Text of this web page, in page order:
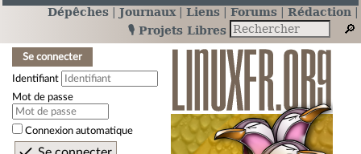
Dépêches Journaux Liens Forums
Rédaction
🎙️ Projets Libres
Se connecter
Identifiant
Mot de passe
Connexion automatique